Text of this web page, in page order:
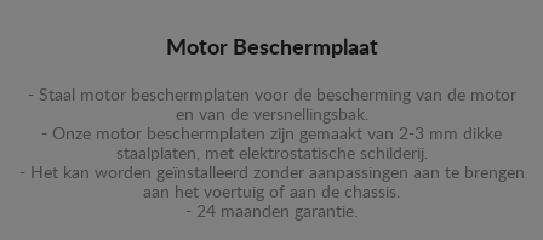
Motor Beschermplaat
- Staal motor beschermplaten voor de bescherming van de motor
en van de versnellingsbak.
- Onze motor beschermplaten zijn gemaakt van 2-3 mm dikke
staalplaten, met elektrostatische schilderij.
- Het kan worden geïnstalleerd zonder aanpassingen aan te brengen
aan het voertuig of aan de chassis.
- 24 maanden garantie.